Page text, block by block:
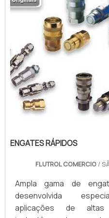
roscas DN1/2 ...
ENGATES RÁPIDOS
FLUTROL COMERCIO /
Ampla gama de
desenvolvida
aplicações de